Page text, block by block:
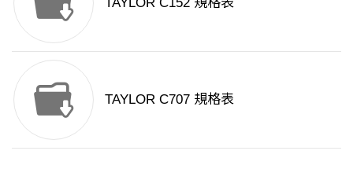
TAYLOR C707 規格表